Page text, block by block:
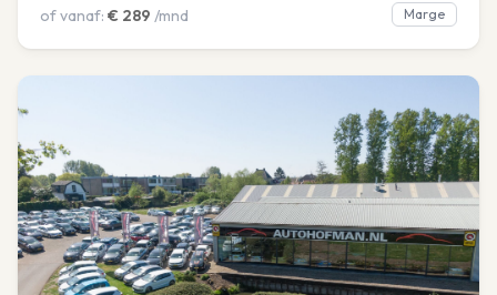
of vanaf: € 289 /mnd Marge